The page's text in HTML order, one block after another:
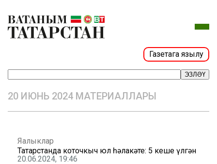
Газетага язылу
ЭЗЛӘҮ
20 ИЮНЬ 2024 МАТЕРИАЛЛАРЫ
Яңалыклар
Татарстанда коточкыч юл һәлакәте: 5 кеше үлгән
20.06.2024, 19:46